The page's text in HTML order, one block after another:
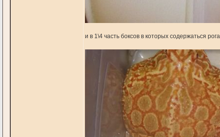
и в 1\4 часть боксов в которых содержаться